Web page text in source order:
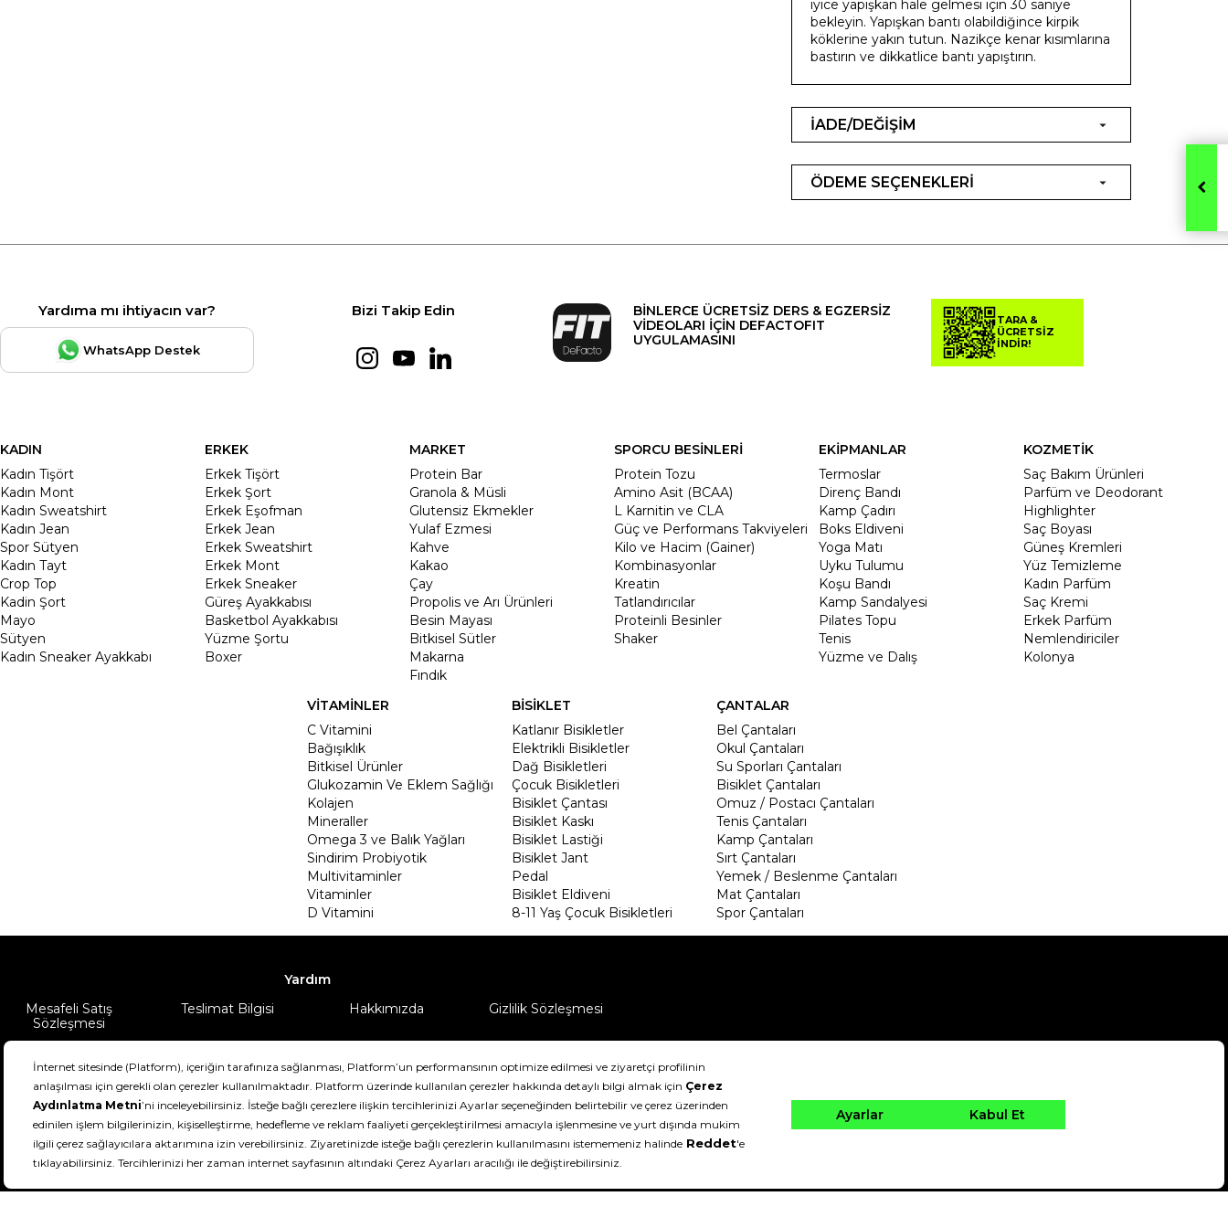
iyice yapışkan hale gelmesi için 30 saniye
bekleyin. Yapışkan bantı olabildiğince kirpik
köklerine yakın tutun. Nazikçe kenar kısımlarına
bastırın ve dikkatlice bantı yapıştırın.
İADE/DEĞİŞİM
ÖDEME SEÇENEKLERİ
Yardıma mı ihtiyacın var?
WhatsApp Destek
Bizi Takip Edin
BİNLERCE ÜCRETSİZ DERS & EGZERSİZ
VİDEOLARI İÇİN DEFACTOFIT
UYGULAMASINI
TARA &
ÜCRETSİZ
İNDİR!
KADIN
Kadın Tişört
Kadın Mont
Kadın Sweatshirt
Kadın Jean
Spor Sütyen
Kadın Tayt
Crop Top
Kadin Şort
Mayo
Sütyen
Kadın Sneaker Ayakkabı
ERKEK
Erkek Tişört
Erkek Şort
Erkek Eşofman
Erkek Jean
Erkek Sweatshirt
Erkek Mont
Erkek Sneaker
Güreş Ayakkabısı
Basketbol Ayakkabısı
Yüzme Şortu
Boxer
MARKET
Protein Bar
Granola & Müsli
Glutensiz Ekmekler
Yulaf Ezmesi
Kahve
Kakao
Çay
Propolis ve Arı Ürünleri
Besin Mayası
Bitkisel Sütler
Makarna
Fındık
SPORCU BESİNLERİ
Protein Tozu
Amino Asit (BCAA)
L Karnitin ve CLA
Güç ve Performans Takviyeleri
Kilo ve Hacim (Gainer)
Kombinasyonlar
Kreatin
Tatlandırıcılar
Proteinli Besinler
Shaker
EKİPMANLAR
Termoslar
Direnç Bandı
Kamp Çadırı
Boks Eldiveni
Yoga Matı
Uyku Tulumu
Koşu Bandı
Kamp Sandalyesi
Pilates Topu
Tenis
Yüzme ve Dalış
KOZMETİK
Saç Bakım Ürünleri
Parfüm ve Deodorant
Highlighter
Saç Boyası
Güneş Kremleri
Yüz Temizleme
Kadın Parfüm
Saç Kremi
Erkek Parfüm
Nemlendiriciler
Kolonya
VİTAMİNLER
C Vitamini
Bağışıklık
Bitkisel Ürünler
Glukozamin Ve Eklem Sağlığı
Kolajen
Mineraller
Omega 3 ve Balık Yağları
Sindirim Probiyotik
Multivitaminler
Vitaminler
D Vitamini
BİSİKLET
Katlanır Bisikletler
Elektrikli Bisikletler
Dağ Bisikletleri
Çocuk Bisikletleri
Bisiklet Çantası
Bisiklet Kaskı
Bisiklet Lastiği
Bisiklet Jant
Pedal
Bisiklet Eldiveni
8-11 Yaş Çocuk Bisikletleri
ÇANTALAR
Bel Çantaları
Okul Çantaları
Su Sporları Çantaları
Bisiklet Çantaları
Omuz / Postacı Çantaları
Tenis Çantaları
Kamp Çantaları
Sırt Çantaları
Yemek / Beslenme Çantaları
Mat Çantaları
Spor Çantaları
Yardım
Mesafeli Satış
Sözleşmesi
Teslimat Bilgisi Hakkımızda Gizlilik Sözleşmesi
DeFactoFIT ©️ 2022-2026. Tüm hakları saklıdır.